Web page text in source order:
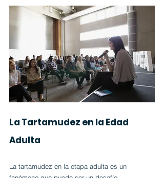
La Tartamudez en la Edad
Adulta
La tartamudez en la etapa adulta es un